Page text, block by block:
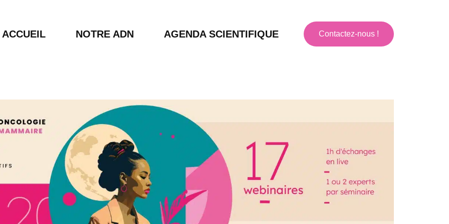
ACCUEIL NOTRE ADN AGENDA SCIENTIFIQUE Contactez-nous !